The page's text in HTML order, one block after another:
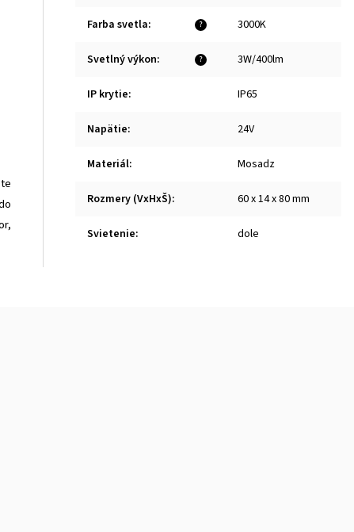
?
Farba svetla: 3000K
?
Svetlný výkon: 3W/400lm
IP krytie: IP65
Napätie: 24V
Materiál: Mosadz
Rozmery (VxHxŠ): 60 x 14 x 80 mm
Svietenie: dole